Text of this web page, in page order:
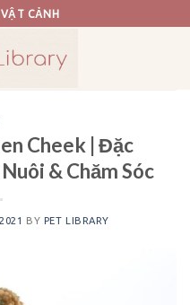
CẢNH
Cheek | Đặc
& Chăm Sóc
BY PET LIBRARY